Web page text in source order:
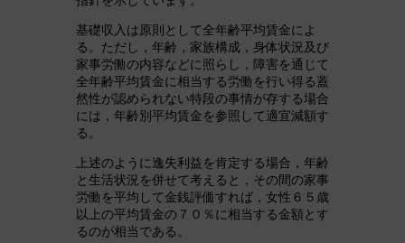
基礎収入は原則として全年齢平均賃金によ
る。ただし，年齢，家族構成，身体状況及び
家事労働の内容などに照らし，障害を通じて
全年齢平均賃金に相当する労働を行い得る蓋
然性が認められない特段の事情が存する場合
には，年齢別平均賃金を参照して適宜減額す
る。
上述のように逸失利益を肯定する場合，年齢
と生活状況を併せて考えると，その間の家事
労働を平均して金銭評価すれば，女性６５歳
以上の平均賃金の７０％に相当する金額とす
るのが相当である。